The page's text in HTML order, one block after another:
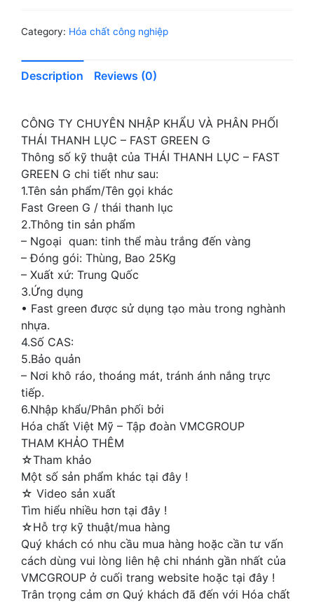
Category: Hóa chất công nghiệp
Description Reviews (0)
CÔNG TY CHUYÊN NHẬP KHẨU VÀ PHÂN PHỐI
THÁI THANH LỤC – FAST GREEN G
Thông số kỹ thuật của THÁI THANH LỤC – FAST
GREEN G chi tiết như sau:
1.Tên sản phẩm/Tên gọi khác
Fast Green G / thái thanh lục
2.Thông tin sản phẩm
– Ngoại quan: tinh thể màu trắng đến vàng
– Đóng gói: Thùng, Bao 25Kg
– Xuất xứ: Trung Quốc
3.Ứng dụng
• Fast green được sử dụng tạo màu trong nghành
nhựa.
4.Số CAS:
5.Bảo quản
– Nơi khô ráo, thoáng mát, tránh ánh nắng trực
tiếp.
6.Nhập khẩu/Phân phối bởi
Hóa chất Việt Mỹ – Tập đoàn VMCGROUP
THAM KHẢO THÊM
☆Tham khảo
Một số sản phẩm khác tại đây !
☆ Video sản xuất
Tìm hiểu nhiều hơn tại đây !
☆Hỗ trợ kỹ thuật/mua hàng
Quý khách có nhu cầu mua hàng hoặc cần tư vấn
cách dùng vui lòng liên hệ chi nhánh gần nhất của
VMCGROUP ở cuối trang website hoặc tại đây !
Trân trọng cảm ơn Quý khách đã đến với Hóa chất